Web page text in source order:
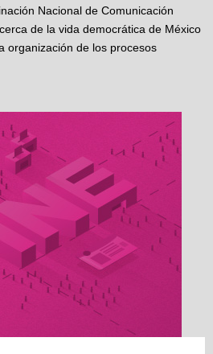
Nacional de Comunicación
de la vida democrática de México
organización de los procesos